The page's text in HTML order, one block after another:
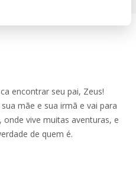
encontrar seu pai, Zeus!
mãe e sua irmã e vai para
vive muitas aventuras, e
de quem é.